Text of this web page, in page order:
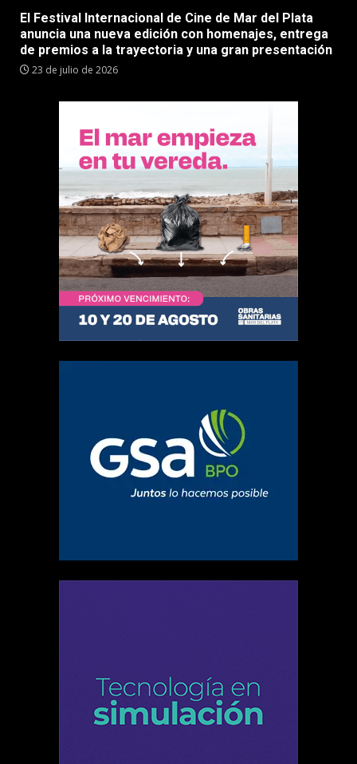
El Festival Internacional de Cine de Mar del Plata
anuncia una nueva edición con homenajes, entrega
de premios a la trayectoria y una gran presentación
23 de julio de 2026